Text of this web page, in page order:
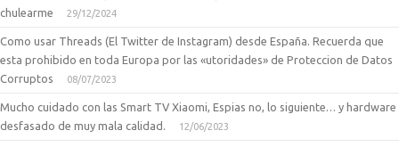
chulearme
29/12/2024
Como usar Threads (El Twitter de Instagram) desde España. Recuerda que
esta prohibido en toda Europa por las «utoridades» de Proteccion de Datos
Corruptos
08/07/2023
Mucho cuidado con las Smart TV Xiaomi, Espias no, lo siguiente… y hardware
desfasado de muy mala calidad.
12/06/2023